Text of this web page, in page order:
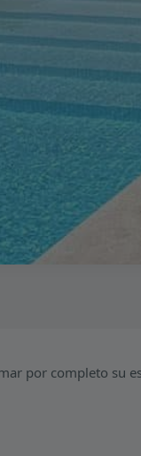
por completo su